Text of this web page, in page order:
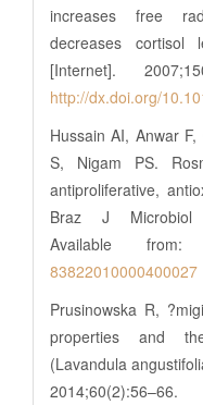
increases free
decreases cortisol
[Internet].
http://dx.doi.org/
Hussain AI, Anwar
S, Nigam PS.
antiproliferative,
Braz J Microbiol
Available
83822010000400027
Prusinowska R,
properties and
(Lavandula